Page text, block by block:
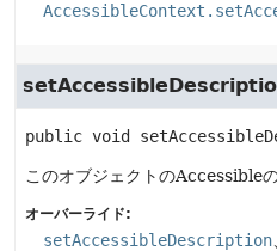
public void
このオブジェクトのAccessible
オーバーライド:
setAccessibleDescription